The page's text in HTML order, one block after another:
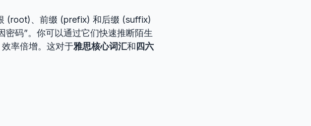
(root)、前缀 (prefix) 和后缀 (suffix)
码”。你可以通过它们快速推断陌生
率倍增。这对于雅思核心词汇和四六